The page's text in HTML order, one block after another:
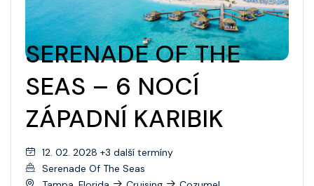
SERENADE OF THE
SEAS – 6 NOCÍ
ZÁPADNÍ KARIBIK
12. 02. 2028 +3 další termíny
Serenade Of The Seas